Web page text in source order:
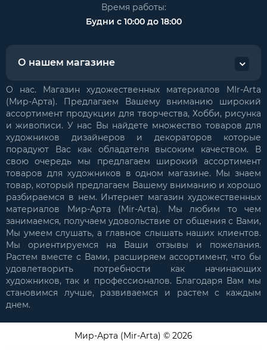
Время работы:
Будни с 10:00 до 18:00
О нашем магазине
О нас. Магазин художественных материалов MIr-Arta
(Мир-Арта). Предлагаем Вашему вниманию широкий
ассортимент продукции для творчества, Хобби, рисунка
и живописи. У нас Вы найдете множество товаров для
художников дизайнеров и декораторов которые
порадуют Вас как обладателя высоким качеством. В
свою очередь мы предлагаем широкий ассортимент
товаров для художников в одном магазине. Мы знаем
товар, который предлагаем Вашему вниманию и хорошо
разбираемся в нем. Интернет магазин художественных
материалов Мир-Арта (Mir-Arta). Мы любим то чем
занимаемся, получаем удовольствие от общения с Вами,
Мы умеем слушать, а главное слышать наших клиентов.
Мы ориентируемся на Ваши отзывы и пожелания.
Растем вместе с Вами, расширяем ассортимент, что бы
удовлетворить потребности как начинающих
художников, так и профессионалов. Благодаря Вам мы
становимся лучше, развиваемся и растем с каждым
днем.
Мир-Арта (Mir-Arta) © 2026